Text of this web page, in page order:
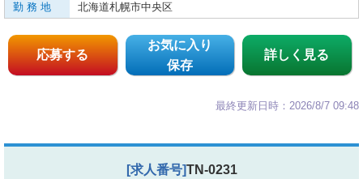
勤 務 地
北海道札幌市中央区
応募する
お気に入り
保存
詳しく見る
最終更新日時：2026/8/7 09:48
[求人番号]TN-0231